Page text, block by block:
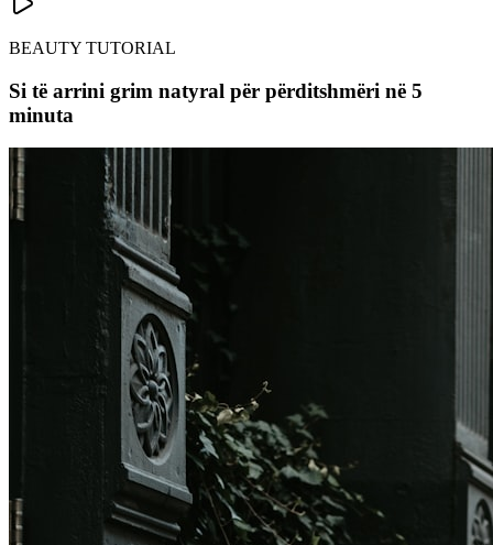
BEAUTY TUTORIAL
Si të arrini grim natyral për përditshmëri në 5
minuta